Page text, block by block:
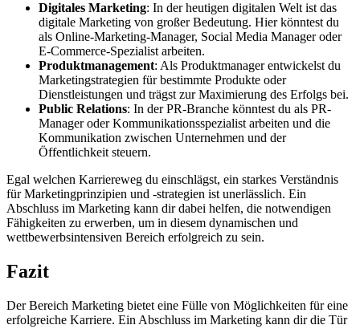
Digitales Marketing: In der heutigen digitalen Welt ist das
digitale Marketing von großer Bedeutung. Hier könntest du
als Online-Marketing-Manager, Social Media Manager oder
E-Commerce-Spezialist arbeiten.
Produktmanagement: Als Produktmanager entwickelst du
Marketingstrategien für bestimmte Produkte oder
Dienstleistungen und trägst zur Maximierung des Erfolgs bei.
Public Relations: In der PR-Branche könntest du als PR-
Manager oder Kommunikationsspezialist arbeiten und die
Kommunikation zwischen Unternehmen und der
Öffentlichkeit steuern.
Egal welchen Karriereweg du einschlägst, ein starkes Verständnis
für Marketingprinzipien und -strategien ist unerlässlich. Ein
Abschluss im Marketing kann dir dabei helfen, die notwendigen
Fähigkeiten zu erwerben, um in diesem dynamischen und
wettbewerbsintensiven Bereich erfolgreich zu sein.
Fazit
Der Bereich Marketing bietet eine Fülle von Möglichkeiten für eine
erfolgreiche Karriere. Ein Abschluss im Marketing kann dir die Tür